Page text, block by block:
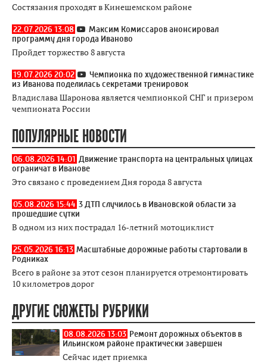
Состязания проходят в Кинешемском районе
22.07.2026 13:08
Максим Комиссаров анонсировал
программу дня города Иваново
Пройдет торжество 8 августа
19.07.2026 20:02
Чемпионка по художественной гимнастике
из Иванова поделилась секретами тренировок
Владислава Шаронова является чемпионкой СНГ и призером
чемпионата России
ПОПУЛЯРНЫЕ НОВОСТИ
06.08.2026 14:01 Движение транспорта на центральных улицах
ограничат в Иванове
Это связано с проведением Дня города 8 августа
05.08.2026 15:44 3 ДТП случилось в Ивановской области за
прошедшие сутки
В одном из них пострадал 16-летний мотоциклист
25.05.2026 16:13 Масштабные дорожные работы стартовали в
Родниках
Всего в районе за этот сезон планируется отремонтировать
10 километров дорог
ДРУГИЕ СЮЖЕТЫ РУБРИКИ
08.08.2026 13:03 Ремонт дорожных объектов в
Ильинском районе практически завершен
Сейчас идет приемка